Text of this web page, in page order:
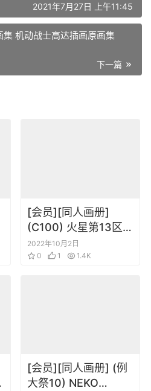
2021年7月27日 上午11:45
[会员][插画集] 开田裕治画集 机动战士高达插画原画集
下一篇
[会员][同人画册]
(C100) 火星第13区
(Siino) Fate
Evangerion 亜種特異
2022年10月2日
0
1 1.4K
[会员][同人画册] (例
大祭10) NEKO